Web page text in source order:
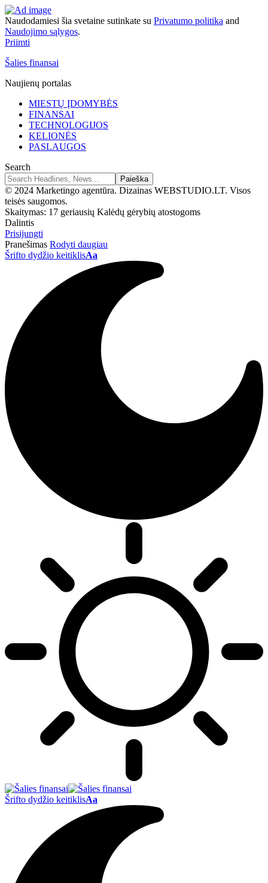
Naudodamiesi šia svetaine sutinkate su Privatumo politika and
Naudojimo sąlygos.
Priimti
Šalies finansai
Naujienų portalas
MIESTŲ ĮDOMYBĖS
FINANSAI
TECHNOLOGIJOS
KELIONĖS
PASLAUGOS
Search
© 2024 Marketingo agentūra. Dizainas WEBSTUDIO.LT. Visos
teisės saugomos.
Skaitymas: 17 geriausių Kalėdų gėrybių atostogoms
Dalintis
Prisijungti
Pranešimas Rodyti daugiau
Šrifto dydžio keitiklisAa
Šrifto dydžio keitiklisAa